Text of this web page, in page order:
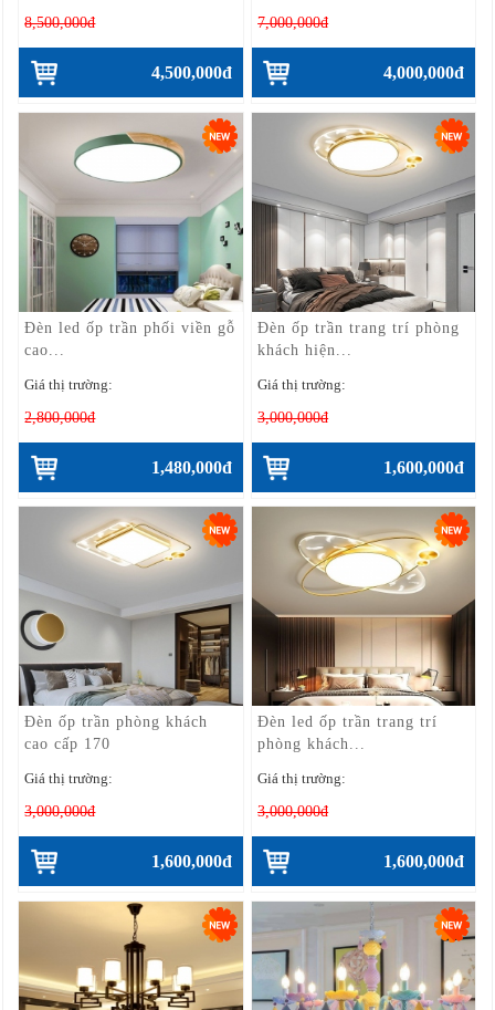
8,500,000đ
4,500,000đ
7,000,000đ
4,000,000đ
Đèn led ốp trần phối viền gỗ
cao...
Giá thị trường:
2,800,000đ
1,480,000đ
Đèn ốp trần trang trí phòng
khách hiện...
Giá thị trường:
3,000,000đ
1,600,000đ
Đèn ốp trần phòng khách
cao cấp 170
Giá thị trường:
3,000,000đ
1,600,000đ
Đèn led ốp trần trang trí
phòng khách...
Giá thị trường:
3,000,000đ
1,600,000đ